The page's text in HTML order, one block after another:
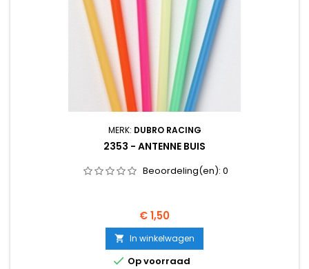
MERK: DUBRO RACING
2353 - ANTENNE BUIS
Beoordeling(en): 0
Prijs
€ 1,50
 In winkelwagen
 Op voorraad